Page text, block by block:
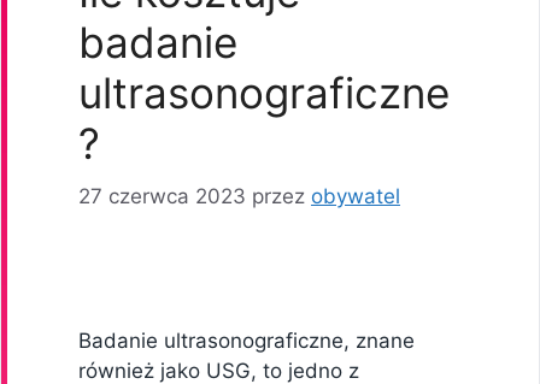
badanie
ultrasonograficzne
?
27 czerwca 2023 przez obywatel
Badanie ultrasonograficzne, znane
również jako USG, to jedno z